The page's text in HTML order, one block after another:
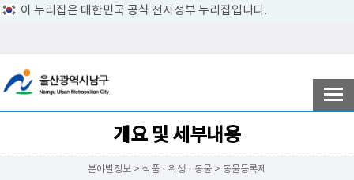
이 누리집은 대한민국 공식 전자정부 누리집입니다.
참여ㆍ소통
분야별정보 > 식품ㆍ위생ㆍ동물 > 동물등록제
개요 및 세부내용